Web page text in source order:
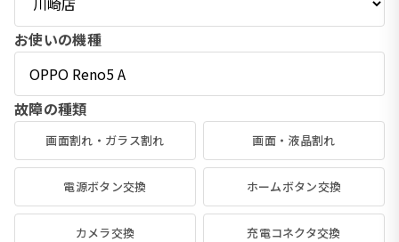
お使いの機種
故障の種類
画面割れ・ガラス割れ 画面・液晶割れ
電源ボタン交換 ホームボタン交換
カメラ交換 充電コネクタ交換